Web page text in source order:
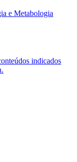
indicados